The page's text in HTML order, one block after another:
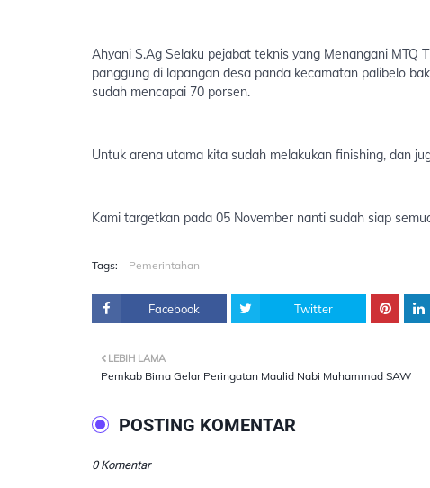
Ahyani S.Ag Selaku pejabat teknis yang Menangani MTQ
panggung di lapangan desa panda kecamatan palibelo
sudah mencapai 70 porsen.
Untuk arena utama kita sudah melakukan finishing, dan
Kami targetkan pada 05 November nanti sudah siap
Tags: Pemerintahan
Facebook Twitter
LEBIH LAMA
Pemkab Bima Gelar Peringatan Maulid Nabi Muhammad SAW
POSTING KOMENTAR
0 Komentar